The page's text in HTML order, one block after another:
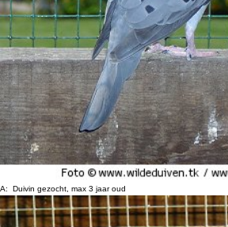
A: Duivin gezocht, max 3 jaar oud